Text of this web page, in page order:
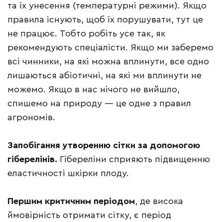
та їх унесення (температурні режими). Якщо
правила існують, щоб їх порушувати, тут це
не працює. Тобто робіть усе так, як
рекомендують спеціалісти. Якщо ми заберемо
всі чинники, на які можна вплинути, все одно
лишаються абіотичні, на які ми вплинути не
можемо. Якщо в нас нічого не вийшло,
спишемо на природу — це одне з правил
агрономів.
Запобігання утворенню сітки за допомогою
гіберелінів. Гібереліни сприяють підвищенню
еластичності шкірки плоду.
Першим критичним періодом, де висока
ймовірність отримати сітку, є період